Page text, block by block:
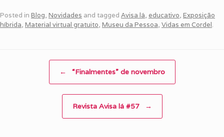
Posted in Blog, Novidades and tagged Avisa lá, educativo, Exposição
híbrida, Material virtual gratuito, Museu da Pessoa, Vidas em Cordel.
← “Finalmentes” de novembro
Revista Avisa lá #57 →